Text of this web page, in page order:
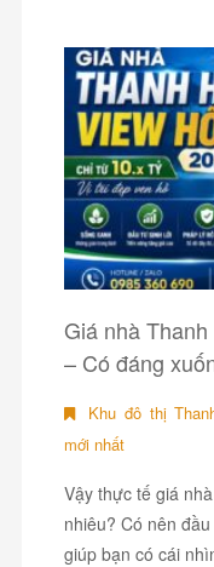
Giá nhà
– Có đáng
Khu đô thị
mới nhất
Vậy thực tế giá
nhiêu? Có nên
giúp bạn có cái